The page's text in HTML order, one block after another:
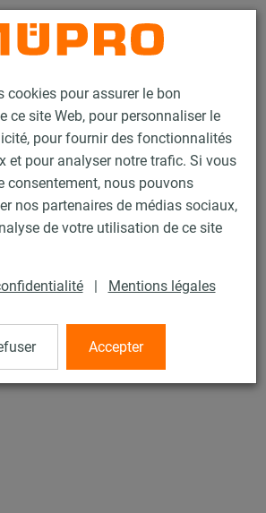
cookies pour assurer le bon
ce site Web, pour personnaliser le
pour fournir des fonctionnalités
et pour analyser notre trafic. Si vous
consentement, nous pouvons
nos partenaires de médias sociaux,
de votre utilisation de ce site
| Mentions légales
Accepter
Contact
fixation
Insonorisation
Fixation de gaine en V
de gaine en V
V insonorisée, zinguée